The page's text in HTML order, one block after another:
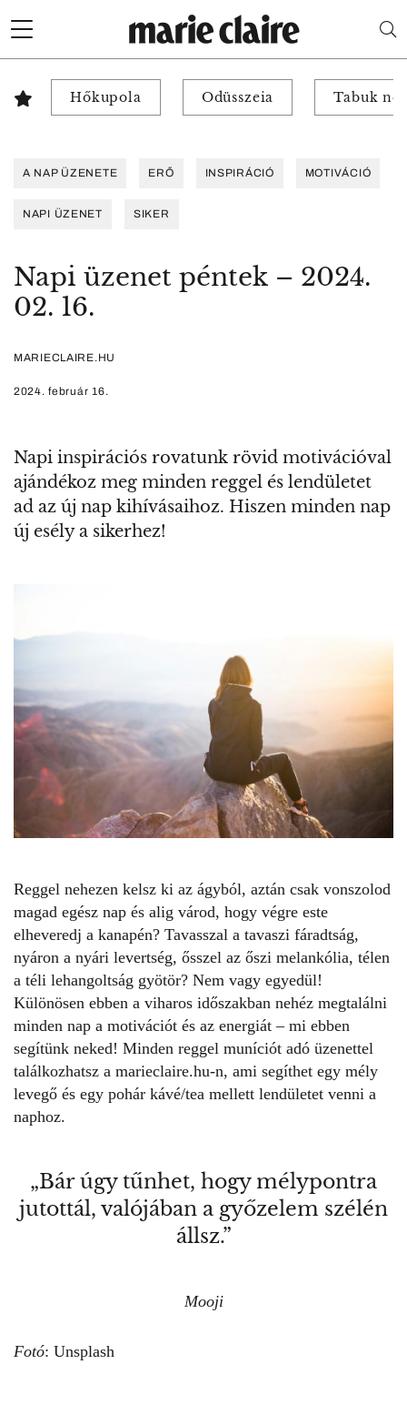
Hőkupola Odüsszeia Tabuk
A NAP ÜZENETE ERŐ INSPIRÁCIÓ MOTIVÁCIÓ
NAPI ÜZENET SIKER
Napi üzenet péntek – 2024.
02. 16.
MARIECLAIRE.HU
2024. február 16.
Napi inspirációs rovatunk rövid motivációval
ajándékoz meg minden reggel és lendületet
ad az új nap kihívásaihoz. Hiszen minden nap
új esély a sikerhez!
Reggel nehezen kelsz ki az ágyból, aztán csak vonszolod
magad egész nap és alig várod, hogy végre este
elheveredj a kanapén? Tavasszal a tavaszi fáradtság,
nyáron a nyári levertség, ősszel az őszi melankólia, télen
a téli lehangoltság gyötör? Nem vagy egyedül!
Különösen ebben a viharos időszakban nehéz megtalálni
minden nap a motivációt és az energiát – mi ebben
segítünk neked! Minden reggel muníciót adó üzenettel
találkozhatsz a marieclaire.hu-n, ami segíthet egy mély
levegő és egy pohár kávé/tea mellett lendületet venni a
naphoz.
„Bár úgy tűnhet, hogy mélypontra
jutottál, valójában a győzelem szélén
állsz.”
Mooji
Fotó: Unsplash